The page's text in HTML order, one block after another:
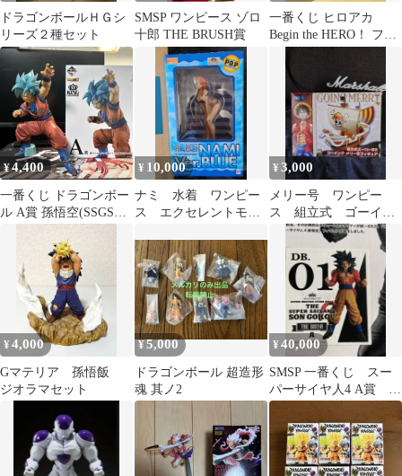
ドラゴンボールＨＧシ
リーズ２種セット
SMSP ワンピース ゾロ
十郎 THE BRUSH賞
一番くじ ヒロアカ
Begin the HERO！ フィ
¥4,400
一番くじ ドラゴンボー
ル A賞 孫悟空(SSGSS)
¥ 10,000
ナミ 水着 ワンピー
ス エクセレントモデ
ver.BLUE
¥3,000
メリー号 ワンピー
ス 組立式 ゴーイン
グメリー号
¥4,000
Gマテリア 孫悟飯
ジオラマセット
¥5,000
ドラゴンボール 超造形
魂 其ノ2
¥40,000
SMSP 一番くじ スー
パーサイヤ人4 A賞 ド
ラゴンボールフィギュ
ア ゴクウ